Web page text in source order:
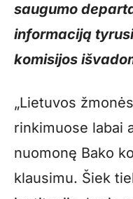
saugumo
informaciją
komisijos
„Lietuvos
rinkimuose labai
nuomonę Bako
klausimu. Šiek